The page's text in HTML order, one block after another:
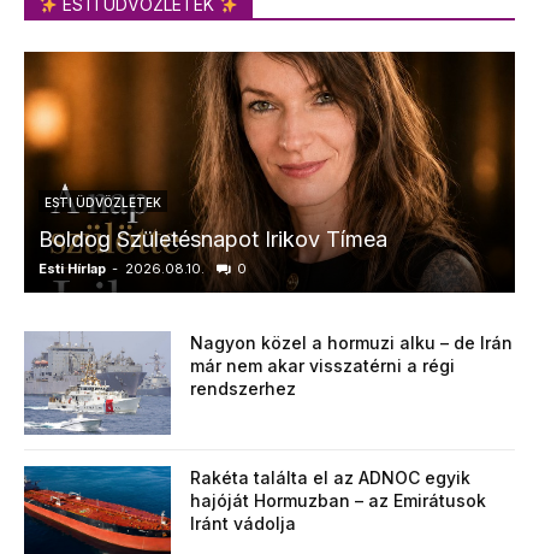
ESTI ÜDVÖZLETEK
ESTI ÜDVÖZLETEK
Boldog Születésnapot Irikov Tímea
Esti Hírlap - 2026.08.10. 0
Nagyon közel a hormuzi alku – de Irán
már nem akar visszatérni a régi
rendszerhez
Rakéta találta el az ADNOC egyik
hajóját Hormuzban – az Emirátusok
Iránt vádolja